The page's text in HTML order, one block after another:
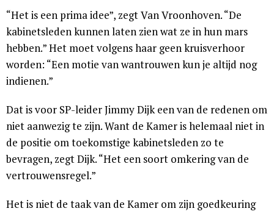
“Het is een prima idee”, zegt Van Vroonhoven. “De
kabinetsleden kunnen laten zien wat ze in hun mars
hebben.” Het moet volgens haar geen kruisverhoor
worden: “Een motie van wantrouwen kun je altijd nog
indienen.”
Dat is voor SP-leider Jimmy Dijk een van de redenen om
niet aanwezig te zijn. Want de Kamer is helemaal niet in
de positie om toekomstige kabinetsleden zo te
bevragen, zegt Dijk. “Het een soort omkering van de
vertrouwensregel.”
Het is niet de taak van de Kamer om zijn goedkeuring